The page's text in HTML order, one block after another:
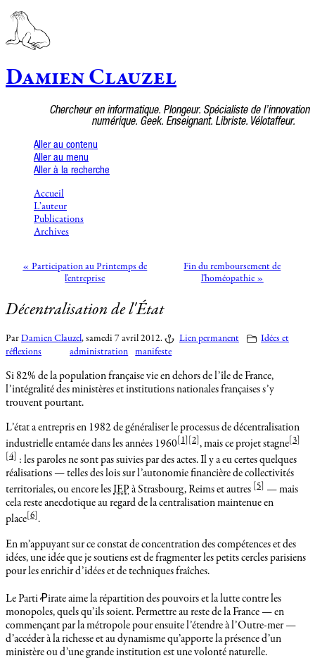
Damien Clauzel
Chercheur en informatique. Plongeur. Spécialiste de l’innovation
numérique. Geek. Enseignant. Libriste. Vélotaffeur.
Aller au contenu
Aller au menu
Aller à la recherche
Accueil
L’auteur
Publications
Archives
« Participation au Printemps de
l'entreprise
Fin du remboursement de
l'homéopathie »
Décentralisation de l'État
Par Damien Clauzel, samedi 7 avril 2012. Lien permanent
Idées et
réflexions
administration manifeste
Si 82% de la population française vie en dehors de l’île de France,
l’intégralité des ministères et institutions nationales françaises s’y
trouvent pourtant.
L’état a entrepris en 1982 de généraliser le processus de décentralisation
industrielle entamée dans les années 1960[ 1 ] [2], mais ce projet stagne[3]
[4] : les paroles ne sont pas suivies par des actes. Il y a eu certes quelques
réalisations — telles des lois sur l’autonomie financière de collectivités
territoriales, ou encore lesIEP à Strasbourg, Reims et autres 5 — mais
cela reste anecdotique au regard de la centralisation maintenue en
place 6 .
En m’appuyant sur ce constat de concentration des compétences et des
idées, une idée que je soutiens est de fragmenter les petits cercles parisiens
pour les enrichir d’idées et de techniques fraîches.
Le Parti Ꝓirate aime la répartition des pouvoirs et la lutte contre les
monopoles, quels qu’ils soient. Permettre au reste de la France — en
commençant par la métropole pour ensuite l’étendre à l’Outre-mer —
d’accéder à la richesse et au dynamisme qu’apporte la présence d’un
ministère ou d’une grande institution est une volonté naturelle.